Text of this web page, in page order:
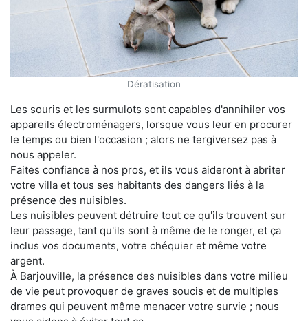
Dératisation
Les souris et les surmulots sont capables d'annihiler vos
appareils électroménagers, lorsque vous leur en procurer
le temps ou bien l'occasion ; alors ne tergiversez pas à
nous appeler.
Faites confiance à nos pros, et ils vous aideront à abriter
votre villa et tous ses habitants des dangers liés à la
présence des nuisibles.
Les nuisibles peuvent détruire tout ce qu'ils trouvent sur
leur passage, tant qu'ils sont à même de le ronger, et ça
inclus vos documents, votre chéquier et même votre
argent.
À Barjouville, la présence des nuisibles dans votre milieu
de vie peut provoquer de graves soucis et de multiples
drames qui peuvent même menacer votre survie ; nous